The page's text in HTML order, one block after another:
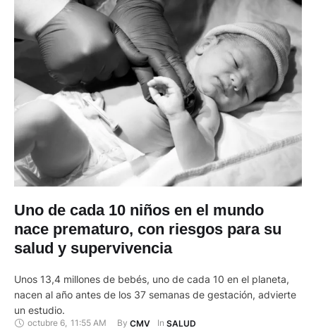
Uno de cada 10 niños en el mundo
nace prematuro, con riesgos para su
salud y supervivencia
Unos 13,4 millones de bebés, uno de cada 10 en el planeta,
nacen al año antes de los 37 semanas de gestación, advierte
un estudio.
octubre 6, 11:55 AM By CMV In SALUD